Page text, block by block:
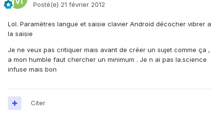
Posté(e) 21 février 2012
Lol. Paramètres langue et saisie clavier Android décocher vibrer a
la saisie
Je ne veux pas critiquer mais avant de créer un sujet comme ça ,
a mon humble faut chercher un minimum . Je n ai pas la.science
infuse mais bon
Citer